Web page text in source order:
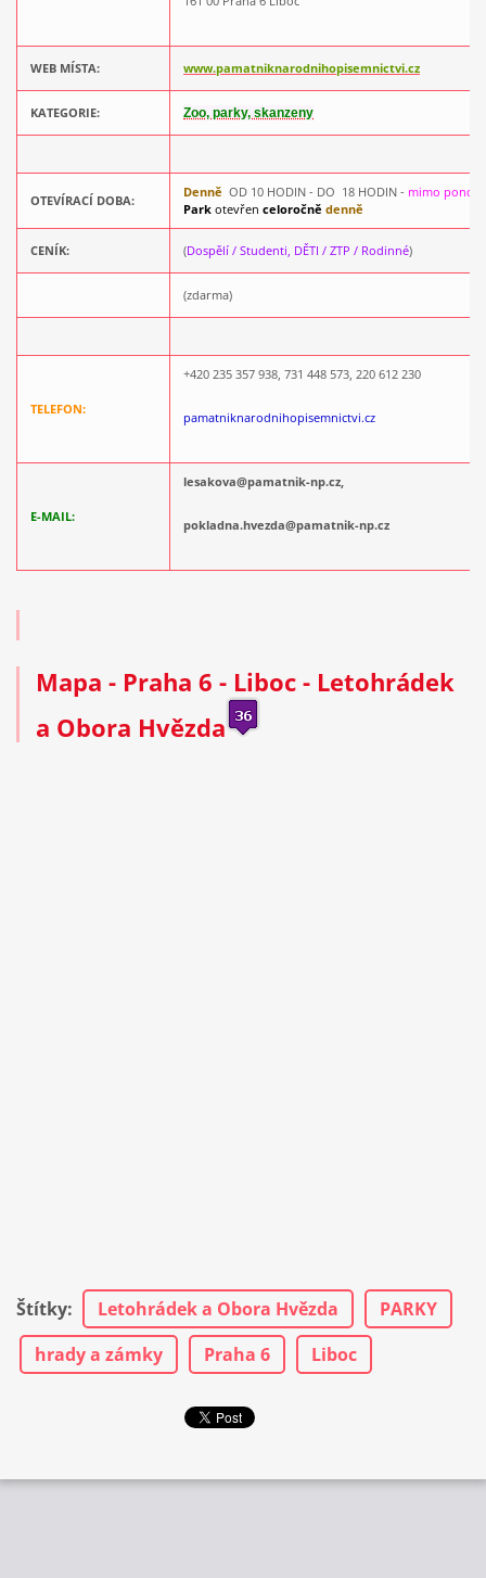
WEB MÍSTA: www.pamatniknarodnihopisemnictvi.cz
KATEGORIE: Zoo, parky, skanzeny
OTEVÍRACÍ DOBA:
Denně OD 10 HODIN - DO 18 HODIN - mimo pondělí
Park otevřen celoročně denně
CENÍK: (Dospělí / Studenti, DĚTI / ZTP / Rodinné)
(zdarma)
TELEFON:
+420 235 357 938, 731 448 573, 220 612 230
pamatniknarodnihopisemnictvi.cz
E-MAIL:
lesakova@pamatnik-np.cz,
pokladna.hvezda@pamatnik-np.cz
Mapa - Praha 6 - Liboc - Letohrádek
a Obora Hvězda
Štítky: Letohrádek a Obora Hvězda
PARKY
hrady a zámky
Praha 6 Liboc